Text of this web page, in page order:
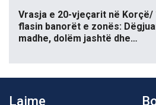
Vrasja e 20-vjeçarit në
flasin banorët e zonës:
madhe, dolëm jashtë dhe…
Lajme